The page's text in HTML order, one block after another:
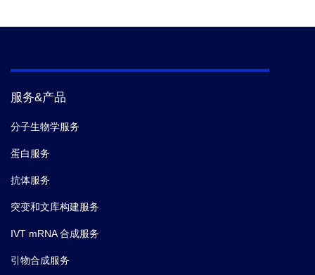
服务&产品
分子生物学服务
蛋白服务
抗体服务
突变和文库构建服务
IVT mRNA 合成服务
引物合成服务